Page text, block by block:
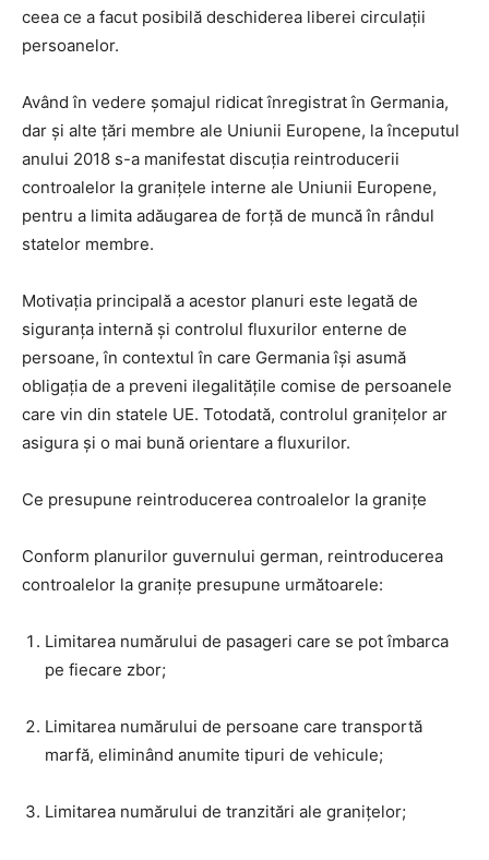
ceea ce a facut posibilă deschiderea liberei circulații
persoanelor.
Având în vedere șomajul ridicat înregistrat în Germania,
dar și alte țări membre ale Uniunii Europene, la începutul
anului 2018 s-a manifestat discuția reintroducerii
controalelor la granițele interne ale Uniunii Europene,
pentru a limita adăugarea de forță de muncă în rândul
statelor membre.
Motivația principală a acestor planuri este legată de
siguranța internă și controlul fluxurilor enterne de
persoane, în contextul în care Germania își asumă
obligația de a preveni ilegalitățile comise de persoanele
care vin din statele UE. Totodată, controlul granițelor ar
asigura și o mai bună orientare a fluxurilor.
Ce presupune reintroducerea controalelor la granițe
Conform planurilor guvernului german, reintroducerea
controalelor la granițe presupune următoarele:
Limitarea numărului de pasageri care se pot îmbarca
pe fiecare zbor;
Limitarea numărului de persoane care transportă
marfă, eliminând anumite tipuri de vehicule;
Limitarea numărului de tranzitări ale granițelor;